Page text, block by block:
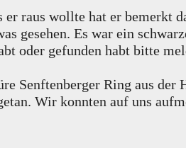
raus wollte hat er bemerkt
gesehen. Es war ein
oder gefunden habt bitte
Senftenberger Ring aus der
Wir konnten auf uns